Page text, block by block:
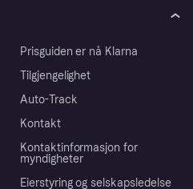
Prisguiden er nå Klarna
Tilgjengelighet
Auto-Track
Kontakt
Kontaktinformasjon for
myndigheter
Eierstyring og selskapsledelse